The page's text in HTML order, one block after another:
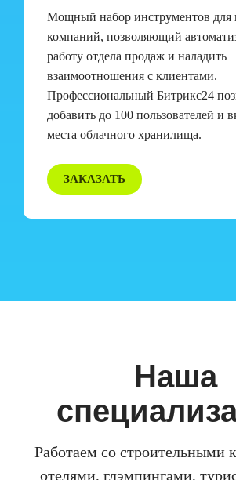
Мощный набор инструментов для
компаний, позволяющий
работу отдела продаж и наладить
взаимоотношения с клиентами.
Профессиональный Битрикс24
добавить до 100 пользователей и
места облачного хранилища.
ЗАКАЗАТЬ
Наша
Работаем со строительными
отелями, глэмпингами,